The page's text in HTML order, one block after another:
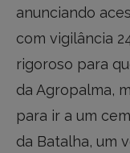
anunciando
com vigilância
rigoroso para
da Agropalma,
para ir a um
da Batalha, um